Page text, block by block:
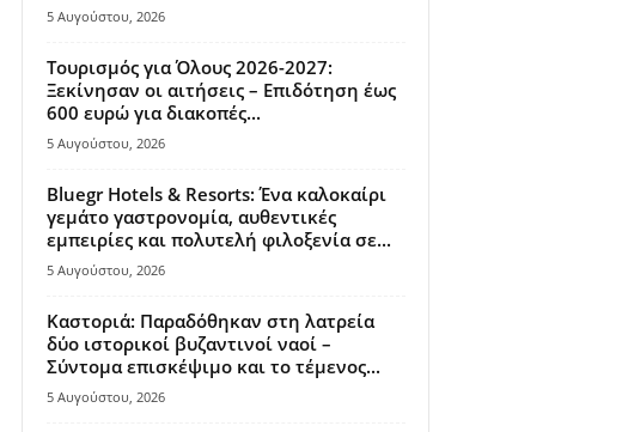
5 Αυγούστου, 2026
Τουρισμός για Όλους 2026-2027:
Ξεκίνησαν οι αιτήσεις – Επιδότηση έως
600 ευρώ για διακοπές...
5 Αυγούστου, 2026
Bluegr Hotels & Resorts: Ένα καλοκαίρι
γεμάτο γαστρονομία, αυθεντικές
εμπειρίες και πολυτελή φιλοξενία σε...
5 Αυγούστου, 2026
Καστοριά: Παραδόθηκαν στη λατρεία
δύο ιστορικοί βυζαντινοί ναοί –
Σύντομα επισκέψιμο και το τέμενος...
5 Αυγούστου, 2026